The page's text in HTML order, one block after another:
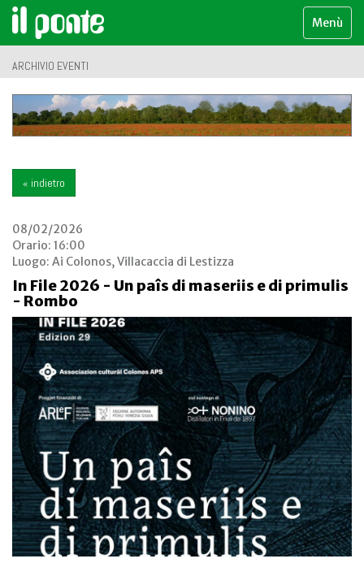
Menù
ARCHIVIO EVENTI
« indietro
08/02/2026
Orario: 16:00
Luogo: Ai Colonos, Villacaccia di Lestizza
In File 2026 - Un paîs di maseriis e di primulis
- Rombo